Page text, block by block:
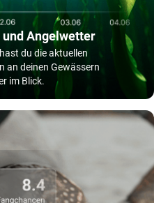
Angelwetter
du die aktuellen
an deinen Gewässern
im Blick.